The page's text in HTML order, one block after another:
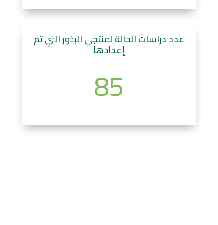
عدد دراسات الحالة لمنتجي البذور التي تم
إعدادها
85